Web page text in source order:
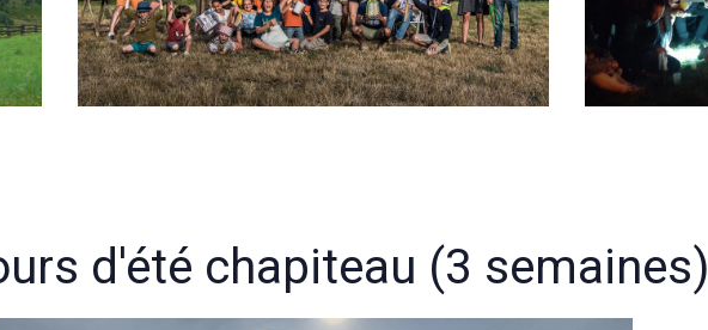
d'été chapiteau (3 semaines)